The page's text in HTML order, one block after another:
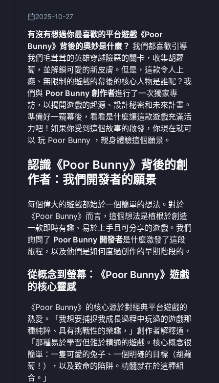
2025-10-27
有沒有想過你最喜歡的平台遊戲《Poor
Bunny》背後的奧妙是什麼？ 我們都喜歡引導
我們毛茸茸的英雄穿越險惡的關卡，收集胡蘿
蔔，並解鎖可愛的新皮膚。但是，這款令人上
癮、無限制的遊戲的幕後的核心人物是誰呢？我
們與 Poor Bunny 創作者進行了一次獨家專
訪，以揭開遊戲的起源、設計秘密和未來計畫。
準備好一窺幕後，看看是什麼讓這款遊戲充滿活
力吧！如果你受到這個故事的啟發，你現在就可
以 玩 Poor Bunny ，親身體驗這個願景。
認識《Poor Bunny》背後的創
作者：我們開發者的願景
每個偉大的遊戲都始於一個簡單的想法。對於
《Poor Bunny》而言，這個想法是植根於創造
一款即時有趣、易於上手且可分享的遊戲。我們
詢問了 Poor Bunny 開發者是什麼激發了這段
旅程，以及他們是如何度過創作的早期階段的。
從概念到螢幕：《Poor Bunny》遊戲
的核心靈感
《Poor Bunny》的核心源於對經典平台遊戲的
熱愛。「我想要捕捉我成長過程中玩過的遊戲那
種純粹、具有挑戰性的樂趣，」創作者解釋道，
「那種易於學習但難於精通的遊戲。核心概念很
簡單：一隻可愛的兔子、一個明確的目標（胡蘿
蔔！），以及致命的陷阱。精髓就在於這種組
合。」